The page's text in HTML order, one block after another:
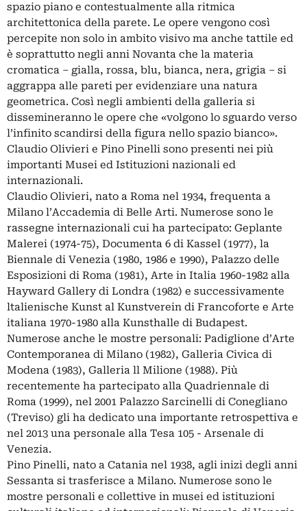
spazio piano e contestualmente alla ritmica
architettonica della parete. Le opere vengono così
percepite non solo in ambito visivo ma anche tattile ed
è soprattutto negli anni Novanta che la materia
cromatica – gialla, rossa, blu, bianca, nera, grigia – si
aggrappa alle pareti per evidenziare una natura
geometrica. Così negli ambienti della galleria si
dissemineranno le opere che «volgono lo sguardo verso
l’infinito scandirsi della figura nello spazio bianco».
Claudio Olivieri e Pino Pinelli sono presenti nei più
importanti Musei ed Istituzioni nazionali ed
internazionali.
Claudio Olivieri, nato a Roma nel 1934, frequenta a
Milano l’Accademia di Belle Arti. Numerose sono le
rassegne internazionali cui ha partecipato: Geplante
Malerei (1974-75), Documenta 6 di Kassel (1977), la
Biennale di Venezia (1980, 1986 e 1990), Palazzo delle
Esposizioni di Roma (1981), Arte in Italia 1960-1982 alla
Hayward Gallery di Londra (1982) e successivamente
ltalienische Kunst al Kunstverein di Francoforte e Arte
italiana 1970-1980 alla Kunsthalle di Budapest.
Numerose anche le mostre personali: Padiglione d’Arte
Contemporanea di Milano (1982), Galleria Civica di
Modena (1983), Galleria ll Milione (1988). Più
recentemente ha partecipato alla Quadriennale di
Roma (1999), nel 2001 Palazzo Sarcinelli di Conegliano
(Treviso) gli ha dedicato una importante retrospettiva e
nel 2013 una personale alla Tesa 105 - Arsenale di
Venezia.
Pino Pinelli, nato a Catania nel 1938, agli inizi degli anni
Sessanta si trasferisce a Milano. Numerose sono le
mostre personali e collettive in musei ed istituzioni